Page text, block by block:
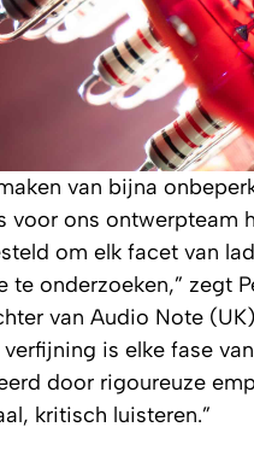
van bijna
voor ons ontwerpteam
om elk facet van
onderzoeken,” zegt
van Audio Note
is elke fase
door rigoureuze
kritisch luisteren.”